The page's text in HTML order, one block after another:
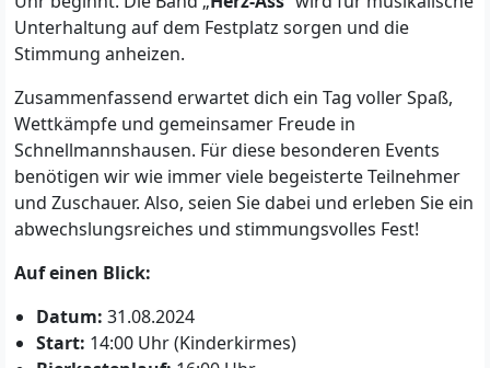
Unterhaltung auf dem Festplatz sorgen und die
Stimmung anheizen.
Zusammenfassend erwartet dich ein Tag voller Spaß,
Wettkämpfe und gemeinsamer Freude in
Schnellmannshausen. Für diese besonderen Events
benötigen wir wie immer viele begeisterte Teilnehmer
und Zuschauer. Also, seien Sie dabei und erleben Sie ein
abwechslungsreiches und stimmungsvolles Fest!
Auf einen Blick:
Datum: 31.08.2024
Start: 14:00 Uhr (Kinderkirmes)